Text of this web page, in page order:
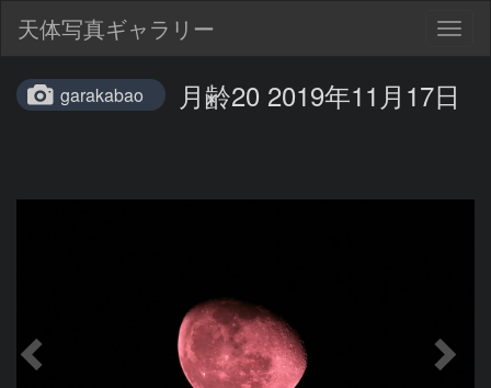
天体写真ギャラリー
garakabao 月齢20 2019年11月17日